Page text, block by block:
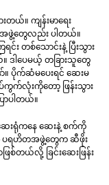
ယ်။ ကျန်းမာရေး
ဖွဲ့တွေလည်း ပါတယ်။
င်း တစ်သောင်းနဲ့ ပြီးသွား
ါပေမယ့် တခြားသူတွေ
ပိုက်ဆံမပေးရင် ဆေးမ
ကွက်လုံးကိုတော့ ဖြန်းသွား
ာပါတယ်။
ရုံကနေ ဆေးနဲ့ စက်ကို
တဲ့ ပရဟိတအဖွဲ့တွေက ဆီဖိုး
တယ်လို့ ခြင်းဆေးဖြန်း